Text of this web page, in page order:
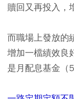
贖回又再投入，
而職場上發放的
增加一檔績效良
是月配息基金（